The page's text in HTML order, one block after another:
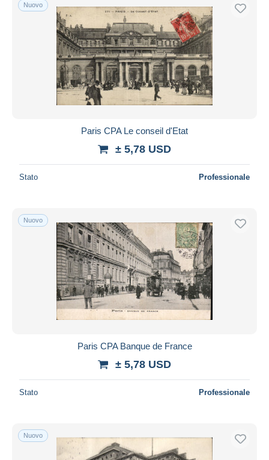
Nuovo
Paris CPA Le conseil d'Etat
± 5,78 USD
Stato Professionale
Nuovo
Paris CPA Banque de France
± 5,78 USD
Stato Professionale
Nuovo